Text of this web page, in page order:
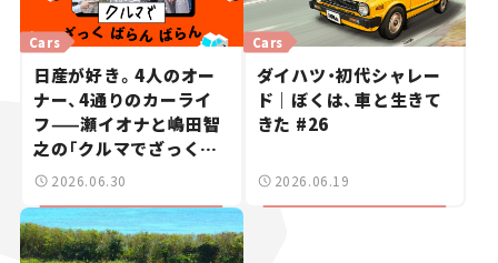
Cars
日産が好き。4人のオー
ナー、4通りのカーライ
フ——瀬イオナと嶋田智
之の「クルマでざっくば
らんばらん！」＃19
2026.06.30
Cars
ダイハツ・初代シャレー
ド｜ぼくは、車と生きて
きた #26
2026.06.19